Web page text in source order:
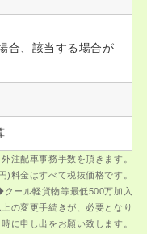
合、該当する場合が
注配車事務手数を頂きます。
料金はすべて税抜価格です。
ール軽貨物等最低500万加入
の変更手続きが、必要となり
に申し出をお願い致します。